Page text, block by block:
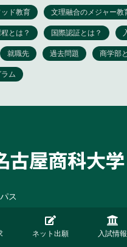
ネット出願 入試情報
ス
2111（代表）0120-41-3006（入試）